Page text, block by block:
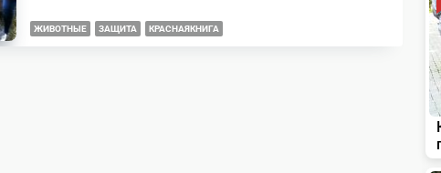
ЖИВОТНЫЕ ЗАЩИТА КРАСНАЯКНИГА